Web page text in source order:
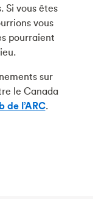
Si vous êtes
vous
pourraient
sur
le Canada
de l’ARC.